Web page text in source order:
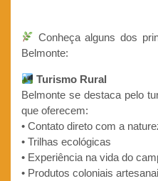
Conheça alguns dos
Belmonte:
Turismo Rural
Belmonte se destaca pelo
que oferecem:
• Contato direto com a
• Trilhas ecológicas
• Experiência na vida do
• Produtos coloniais